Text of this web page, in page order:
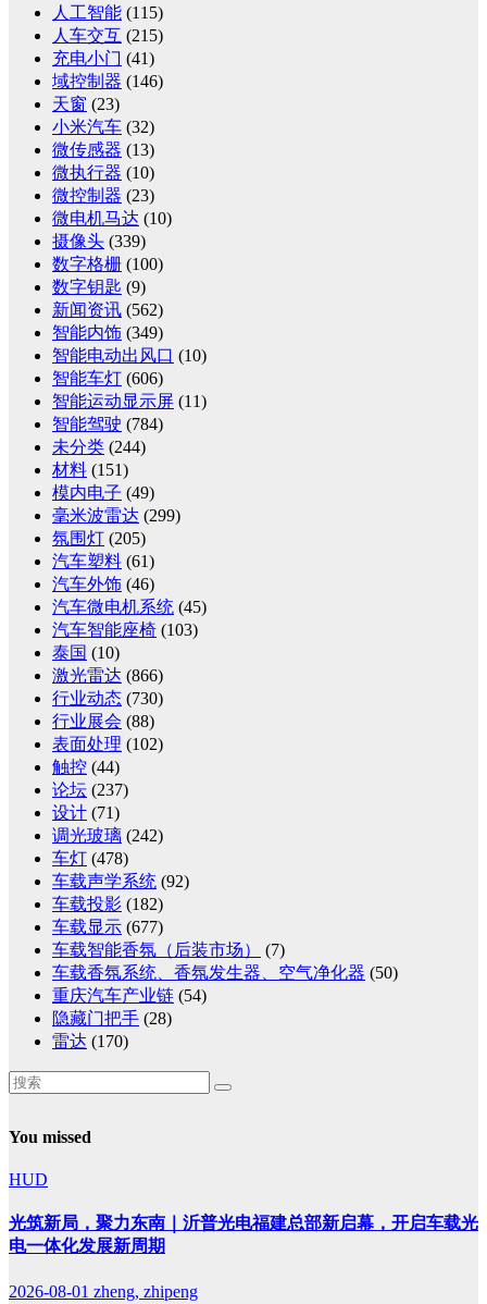
人工智能 (115)
人车交互 (215)
充电小门 (41)
域控制器 (146)
天窗 (23)
小米汽车 (32)
微传感器 (13)
微执行器 (10)
微控制器 (23)
微电机马达 (10)
摄像头 (339)
数字格栅 (100)
数字钥匙 (9)
新闻资讯 (562)
智能内饰 (349)
智能电动出风口 (10)
智能车灯 (606)
智能运动显示屏 (11)
智能驾驶 (784)
未分类 (244)
材料 (151)
模内电子 (49)
毫米波雷达 (299)
氛围灯 (205)
汽车塑料 (61)
汽车外饰 (46)
汽车微电机系统 (45)
汽车智能座椅 (103)
泰国 (10)
激光雷达 (866)
行业动态 (730)
行业展会 (88)
表面处理 (102)
触控 (44)
论坛 (237)
设计 (71)
调光玻璃 (242)
车灯 (478)
车载声学系统 (92)
车载投影 (182)
车载显示 (677)
车载智能香氛（后装市场）
(7)
车载香氛系统、香氛发生器、空气净化器 (50)
重庆汽车产业链 (54)
隐藏门把手 (28)
雷达 (170)
You missed
HUD
光筑新局，聚力东南｜沂普光电福建总部新启幕，开启车载光
电一体化发展新周期
2026-08-01 zheng, zhipeng